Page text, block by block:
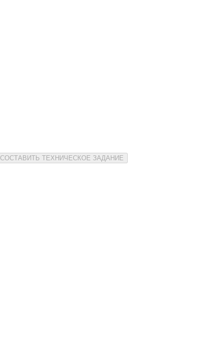
СОСТАВИТЬ ТЕХНИЧЕСКОЕ ЗАДАНИЕ